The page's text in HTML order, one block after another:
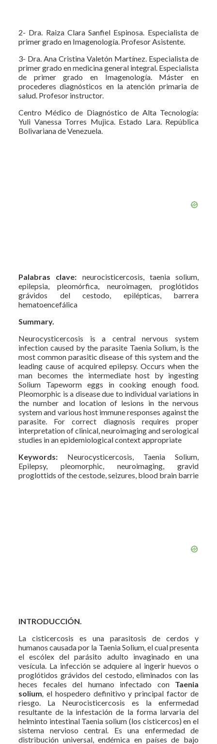
2- Dra. Raiza Clara Sanfiel Espinosa. Especialista de
primer grado en Imagenología. Profesor Asistente.
3- Dra. Ana Cristina Valetón Martínez. Especialista de
primer grado en medicina general integral. Especialista
de primer grado en Imagenología. Máster en
procederes diagnósticos en la atención primaria de
salud. Profesor instructor.
Centro Médico de Diagnóstico de Alta Tecnología:
Yuli Vanessa Torres Mujica. Estado Lara. República
Bolivariana de Venezuela.
Palabras clave: neurocisticercosis, taenia solium,
epilepsia, pleomórfica, neuroimagen, proglótidos
grávidos del cestodo, epilépticas, barrera
hematoencefálica
Summary.
Neurocysticercosis is a central nervous system
infection caused by the parasite Taenia Solium, is the
most common parasitic disease of this system and the
leading cause of acquired epilepsy. Occurs when the
man becomes the intermediate host by ingesting
Solium Tapeworm eggs in cooking enough food.
Pleomorphic is a disease due to individual variations in
the number and location of lesions in the nervous
system and various host immune responses against the
parasite. For correct diagnosis requires proper
interpretation of clinical, neuroimaging and serological
studies in an epidemiological context appropriate
Keywords: Neurocysticercosis, Taenia Solium,
Epilepsy, pleomorphic, neuroimaging, gravid
proglottids of the cestode, seizures, blood brain barrie
INTRODUCCIÓN.
La cisticercosis es una parasitosis de cerdos y
humanos causada por la Taenia Solium, el cual presenta
el escólex del parásito adulto invaginado en una
vesícula. La infección se adquiere al ingerir huevos o
proglótidos grávidos del cestodo, eliminados con las
heces fecales del humano infectado con Taenia
solium el hospedero definitivo y principal factor de
riesgo.
La Neurocisticercosis es la enfermedad
resultante de la infestación de la forma larvaria del
helminto intestinal Taenia solium (los cisticercos) en el
sistema nervioso central. Es una enfermedad de
distribución universal, endémica en países de bajo